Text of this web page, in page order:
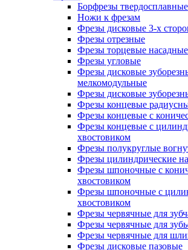
Борфрезы твердосплавные
Ножи к фрезам
Фрезы дисковые 3-х
Фрезы отрезные
Фрезы торцевые насадные
Фрезы угловые
Фрезы дисковые
мелкомодульные
Фрезы дисковые
Фрезы концевые
Фрезы концевые с
Фрезы концевые с
хвостовиком
Фрезы полукруглые
Фрезы цилиндрические
Фрезы шпоночные с
хвостовиком
Фрезы шпоночные с
хвостовиком
Фрезы червячные для
Фрезы червячные для
Фрезы червячные для
Фрезы дисковые пазовые